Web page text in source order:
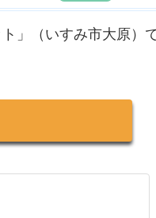
」（いすみ市大原）